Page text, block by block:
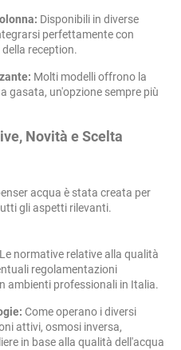
Disponibili in diverse
perfettamente con
reception.
Molti modelli offrono la
gasata, un'opzione sempre più
Novità e Scelta
acqua è stata creata per
gli aspetti rilevanti.
Le normative relative alla qualità
regolamentazioni
ambienti professionali in Italia.
Come operano i diversi
attivi, osmosi inversa,
in base alla qualità dell'acqua